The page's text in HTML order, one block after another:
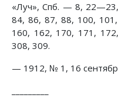
«Луч», Спб. — 8,
84, 86, 87, 88, 100,
160, 162, 170, 171,
308, 309.
— 1912, № 1, 16